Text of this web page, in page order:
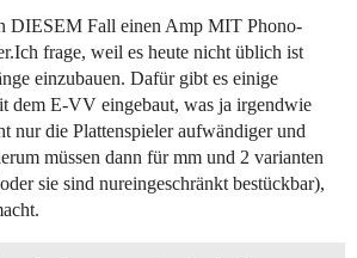
DIESEM Fall einen Amp MIT Phono-
frage, weil es heute nicht üblich ist
einzubauen. Dafür gibt es einige
dem E-VV eingebaut, was ja irgendwie
nur die Plattenspieler aufwändiger und
müssen dann für mm und 2 varianten
sie sind nureingeschränkt bestückbar),